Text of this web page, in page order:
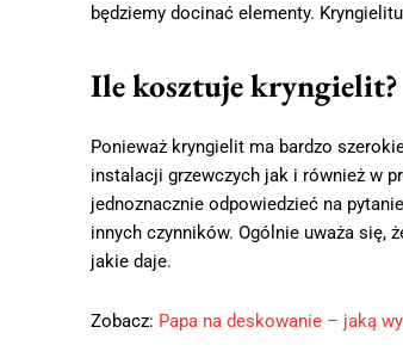
będziemy docinać elementy.
Ile kosztuje kryngielit?
Ponieważ kryngielit ma bardzo
instalacji grzewczych jak i również w
jednoznacznie odpowiedzieć na
innych czynników. Ogólnie uważa się,
jakie daje.
Zobacz: Papa na deskowanie – jaką